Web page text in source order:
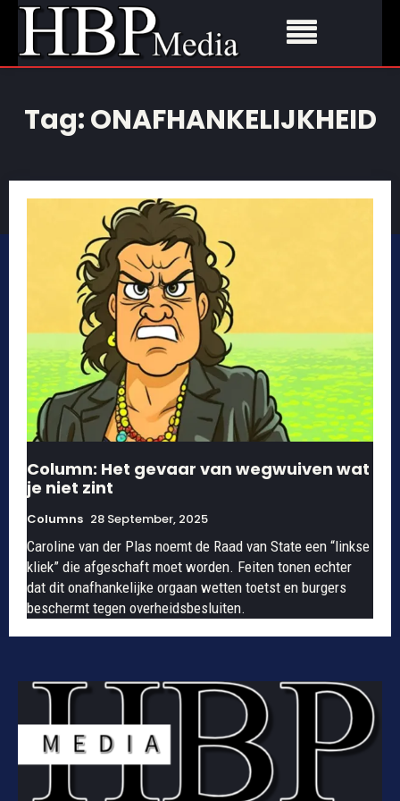
Tag:ONAFHANKELIJKHEID
Column: Het gevaar van wegwuiven wat
je niet zint
Columns 28 September, 2025
Caroline van der Plas noemt de Raad van State een “linkse
kliek” die afgeschaft moet worden. Feiten tonen echter
dat dit onafhankelijke orgaan wetten toetst en burgers
beschermt tegen overheidsbesluiten.